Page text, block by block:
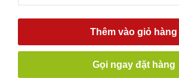
Thêm vào giỏ hàng
Gọi ngay đặt hàng